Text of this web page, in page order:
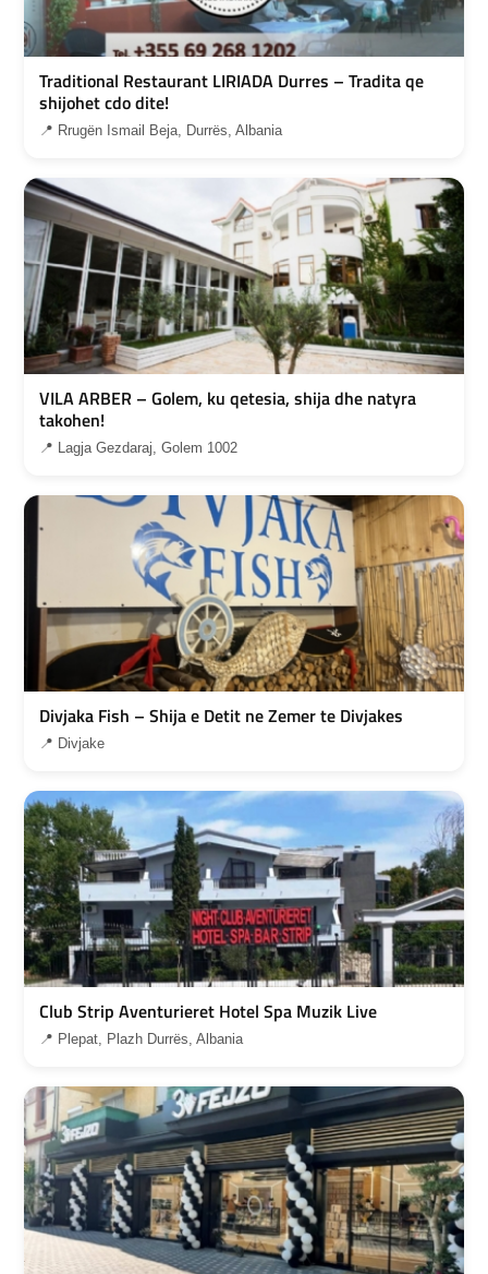
Traditional Restaurant LIRIADA Durres – Tradita qe
shijohet cdo dite!
📍 Rrugën Ismail Beja, Durrës, Albania
VILA ARBER – Golem, ku qetesia, shija dhe natyra
takohen!
📍 Lagja Gezdaraj, Golem 1002
Divjaka Fish – Shija e Detit ne Zemer te Divjakes
📍 Divjake
Club Strip Aventurieret Hotel Spa Muzik Live
📍 Plepat, Plazh Durrës, Albania